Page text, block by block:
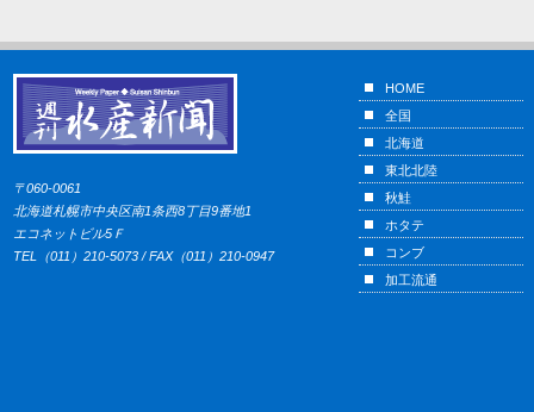
〒060-0061
北海道札幌市中央区南1条西8丁目9番地1
エコネットビル5Ｆ
TEL（011）210-5073 / FAX（011）210-0947
HOME
全国
北海道
東北北陸
秋鮭
ホタテ
コンブ
加工流通